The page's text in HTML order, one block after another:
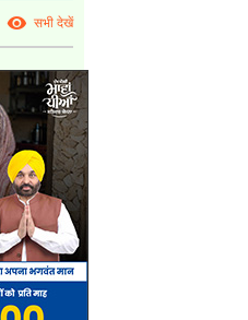
सभी देखें